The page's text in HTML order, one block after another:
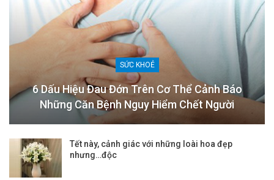
SỨC KHOẺ
6 Dấu Hiệu Đau Đớn Trên Cơ Thể Cảnh Báo
Những Căn Bệnh Nguy Hiểm Chết Người
Tết này, cảnh giác với những loài hoa đẹp
nhưng…độc